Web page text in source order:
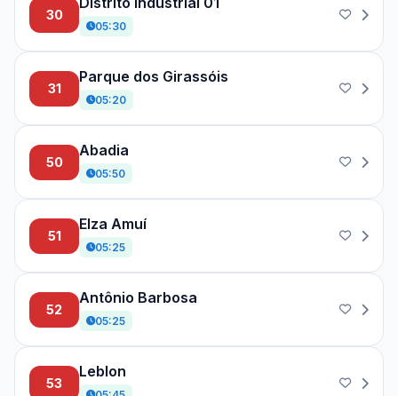
30
05:30
31
Parque dos Girassóis
05:20
50
Abadia
05:50
51
Elza Amuí
05:25
52
Antônio Barbosa
05:25
53
Leblon